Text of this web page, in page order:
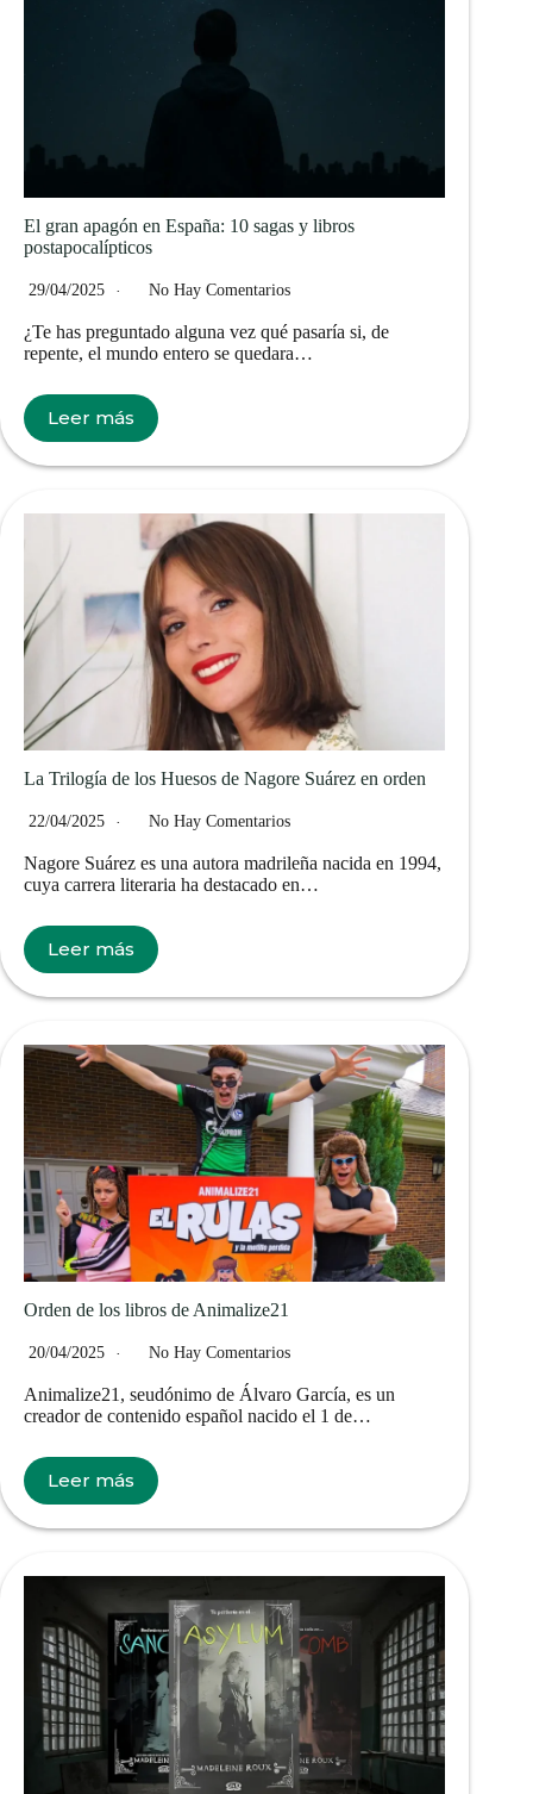
El gran apagón en España: 10 sagas y libros
postapocalípticos
29/04/2025 No Hay Comentarios
¿Te has preguntado alguna vez qué pasaría si, de
repente, el mundo entero se quedara…
Leer más
La Trilogía de los Huesos de Nagore Suárez en orden
22/04/2025 No Hay Comentarios
Nagore Suárez es una autora madrileña nacida en 1994,
cuya carrera literaria ha destacado en…
Leer más
Orden de los libros de Animalize21
20/04/2025 No Hay Comentarios
Animalize21, seudónimo de Álvaro García, es un
creador de contenido español nacido el 1 de…
Leer más